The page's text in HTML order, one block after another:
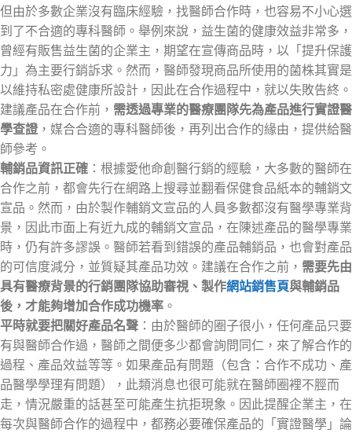
但由於多數企業沒有臨床經驗，找醫師合作時，也容易不小心選
到了不合適的專科醫師。舉例來說，益生菌的健康效益非常多，
曾經有販售益生菌的企業主，期望在宣傳商品時，以「提升保護
力」為主要行銷訴求。然而，醫師發現商品所使用的菌株其實是
以維持私密處健康所設計，因此在合作過程中，就以失敗告終。
建議產品在合作前， 需透過專業的醫療團隊先為產品進行實證醫
學查證 ，媒合合適的專科醫師後，再列出合作的緣由，提供給醫
師參考。
輔銷品資訊正確 ：根據愛他命創醫行銷的經驗，大多數的醫師在
合作之前，都會先行在網路上搜尋並翻看保健食品紙本的輔銷文
宣品。然而，由於製作輔銷文宣品的人員多數都沒有醫學專業背
景，因此市面上有近九成的輔銷文宣品，在陳述產品的醫學專業
時，仍有許多謬誤。醫師若看到錯誤的產品輔銷品，也會對產品
的可信度減分，並質疑其產品功效。建議在合作之前， 需要先由
具有醫療背景的行銷團隊協助審視、製作網站銷售頁與輔銷品
後，才能夠增加合作成功機率 。
平時就要把關好產品名聲 ：由於醫師的圈子很小，任何產品只要
有與醫師合作過，醫師之間便多少都會詢問同仁，來了解合作的
過程、產品效益等等。如果產品有問題（包含：合作不成功、產
品醫學學理有問題），此類消息也很可能就在醫師圈裡不脛而
走，情況嚴重的話甚至可能產生抗拒現象。因此提醒企業主，在
每次與醫師合作的過程中，都務必要確保產品的「實證醫學」論